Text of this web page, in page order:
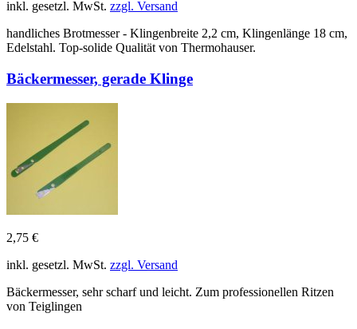
inkl. gesetzl. MwSt. zzgl. Versand
handliches Brotmesser - Klingenbreite 2,2 cm, Klingenlänge 18 cm,
Edelstahl. Top-solide Qualität von Thermohauser.
Bäckermesser, gerade Klinge
2,75 €
inkl. gesetzl. MwSt. zzgl. Versand
Bäckermesser, sehr scharf und leicht. Zum professionellen Ritzen
von Teiglingen